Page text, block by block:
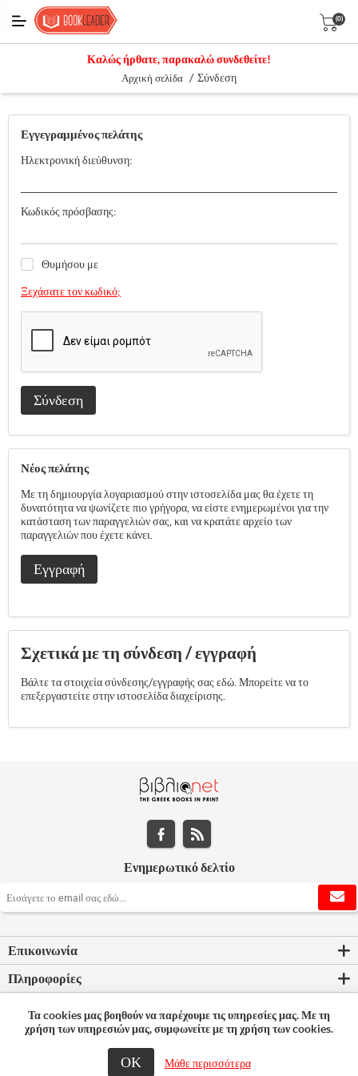
(0)
Καλώς ήρθατε, παρακαλώ συνδεθείτε!
Αρχική σελίδα / Σύνδεση
Εγγεγραμμένος πελάτης
Ηλεκτρονική διεύθυνση:
Κωδικός πρόσβασης:
Θυμήσου με
Ξεχάσατε τον κωδικό;
Σύνδεση
Νέος πελάτης
Με τη δημιουργία λογαριασμού στην ιστοσελίδα μας θα έχετε τη
δυνατότητα να ψωνίζετε πιο γρήγορα, να είστε ενημερωμένοι για την
κατάσταση των παραγγελιών σας, και να κρατάτε αρχείο των
παραγγελιών που έχετε κάνει.
Εγγραφή
Σχετικά με τη σύνδεση / εγγραφή
Βάλτε τα στοιχεία σύνδεσης/εγγραφής σας εδώ. Μπορείτε να το
επεξεργαστείτε στην ιστοσελίδα διαχείρισης.
Ενημερωτικό δελτίο
Επικοινωνία
Πληροφορίες
Ο λογαριασμός μου
© 2026 Bookleader
Τα cookies μας βοηθούν να παρέχουμε τις υπηρεσίες μας. Με τη
χρήση των υπηρεσιών μας, συμφωνείτε με τη χρήση των cookies.
ΟΚ Μάθε περισσότερα